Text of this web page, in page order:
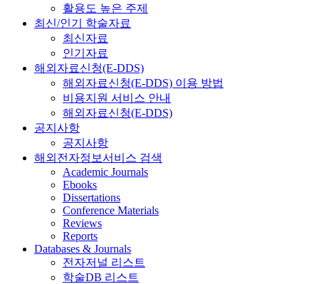
활용도 높은 주제
최신/인기 학술자료
최신자료
인기자료
해외자료신청(E-DDS)
해외자료신청(E-DDS) 이용 방법
비용지원 서비스 안내
해외자료신청(E-DDS)
공지사항
공지사항
해외전자정보서비스 검색
Academic Journals
Ebooks
Dissertations
Conference Materials
Reviews
Reports
Databases & Journals
전자저널 리스트
학술DB 리스트